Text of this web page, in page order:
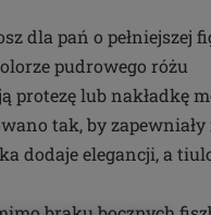
dla pań o pełniejszej
pudrowego różu
protezę lub nakładkę
tak, by
dodaje elegancji, a